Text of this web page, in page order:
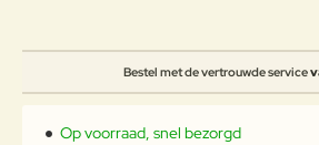
Bestel met de vertrouwde service
Op voorraad, snel bezorgd